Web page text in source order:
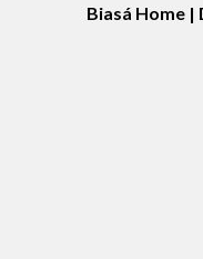
Biasá Home